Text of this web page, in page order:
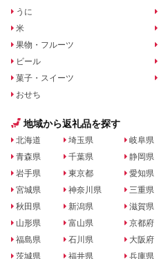
うに
米
果物・フルーツ
ビール
菓子・スイーツ
おせち
地域から返礼品を探す
北海道
青森県
岩手県
宮城県
秋田県
山形県
福島県
茨城県
埼玉県
千葉県
東京都
神奈川県
新潟県
富山県
石川県
福井県
岐阜県
静岡県
愛知県
三重県
滋賀県
京都府
大阪府
兵庫県